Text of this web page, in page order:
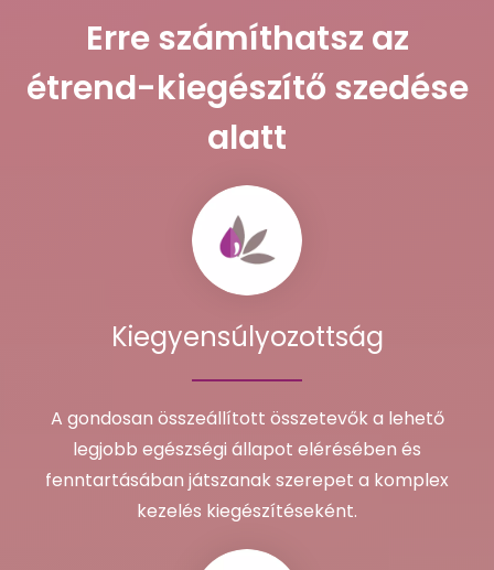
Erre számíthatsz az
étrend-kiegészítő szedése
alatt
Kiegyensúlyozottság
A gondosan összeállított összetevők a lehető
legjobb egészségi állapot elérésében és
fenntartásában játszanak szerepet a komplex
kezelés kiegészítéseként.